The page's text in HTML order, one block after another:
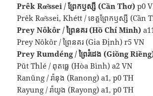
Prêk Rœ̆ssei / ព្រែកឫស្សី (Cần Thơ) p0
Prêk Rœ̆ssei, Khétt / ខេត្តព្រែកឫស្សី (Cần
Prey Nôkôr / ព្រៃនគរ (Hồ Chí Minh)
Prey Nôkôr / ព្រៃនគរ (Gia Định) r5 VN
Prey Rumdéng / ព្រៃរំដេង (Giồng
Pŭt Thlé / ពុតធ្លេ (Hòa Bình) a2 VN
Ranŭng / រ៉ានុង (Ranong) a1, p0 TH
Rayung / រ៉ាយូង (Rayong) a1, p0 TH